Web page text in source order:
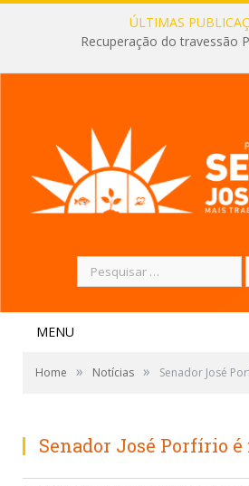
ÚLTIMAS
Recuperação do travessão
Pesquisar
por:
MENU
Home » Notícias » Senador José
Senador José Porfírio é